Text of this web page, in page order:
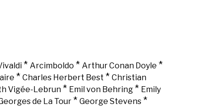
* Arcimboldo * Arthur Conan Doyle *
* Charles Herbert Best * Christian
Vigée-Lebrun* Emil von Behring* Emily
de La Tour* George Stevens*